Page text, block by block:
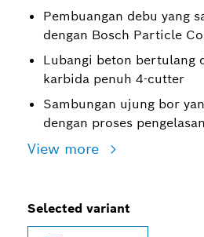
Pembuangan debu yang
dengan Bosch Particle
Lubangi beton bertulang
karbida penuh 4-cutter
Sambungan ujung bor
dengan proses
View more
Selected variant